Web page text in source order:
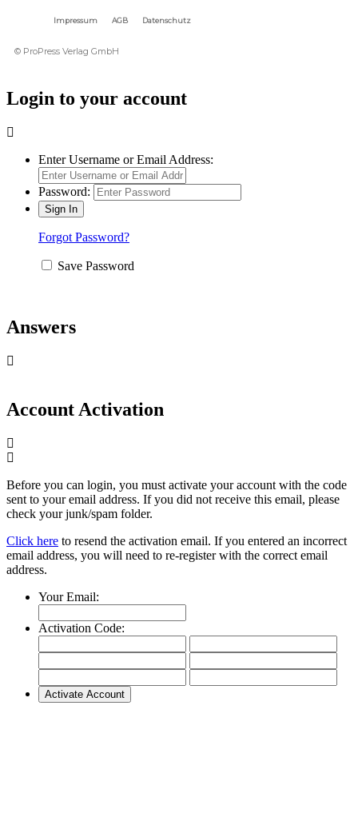
Impressum AGB Datenschutz
© ProPress Verlag GmbH
Login to your account
Enter Username or Email Address:
Password:
Forgot Password?
Save Password
Answers
Account Activation
Before you can login, you must activate your account with the code
sent to your email address. If you did not receive this email, please
check your junk/spam folder.
Click here to resend the activation email. If you entered an incorrect
email address, you will need to re-register with the correct email
address.
Your Email:
Activation Code: